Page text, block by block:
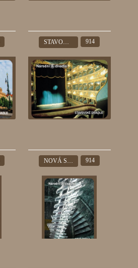
914
NOVÁ SCÉNA 914